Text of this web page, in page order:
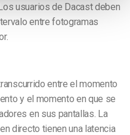
usuarios de Dacast deben
entre fotogramas
entre el momento
y el momento en que se
en sus pantallas. La
directo tienen una latencia